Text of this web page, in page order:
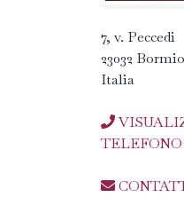
7, v. Peccedi
23032
Italia
TELEFONO